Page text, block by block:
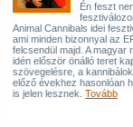
Én feszt
Animal Cannibals idei
ami minden bizonnyal az
felcsendül majd. A magyar
idén először önálló teret
szövegelésre, a
előző évekhez hasonlóan
is jelen lesznek. Tovább